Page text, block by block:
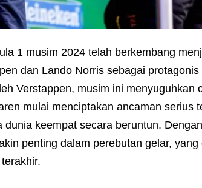
1 musim 2024 telah berkembang
dan Lando Norris sebagai
Verstappen, musim ini menyuguhkan
mulai menciptakan ancaman serius
keempat secara beruntun.
penting dalam perebutan gelar,